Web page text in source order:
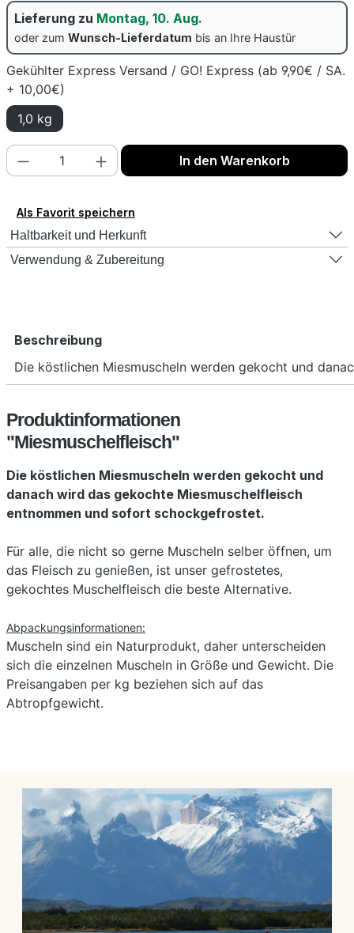
Lieferung zu Montag, 10. Aug.
oder zum Wunsch-Lieferdatum bis an Ihre Haustür
Gekühlter Express Versand / GO! Express (ab 9,90€ / SA.
+ 10,00€)
1,0 kg
Produkt Anzahl: Gib den gewünschten
In den Warenkorb
Als Favorit speichern
Haltbarkeit und Herkunft
Verwendung & Zubereitung
Beschreibung
Die köstlichen Miesmuscheln werden gekocht und
Produktinformationen
"Miesmuschelfleisch"
Die köstlichen Miesmuscheln werden gekocht und
danach wird das gekochte Miesmuschelfleisch
entnommen und sofort schockgefrostet.
Für alle, die nicht so gerne Muscheln selber öffnen, um
das Fleisch zu genießen, ist unser gefrostetes,
gekochtes Muschelfleisch die beste Alternative.
Abpackungsinformationen:
Muscheln sind ein Naturprodukt, daher unterscheiden
sich die einzelnen Muscheln in Größe und Gewicht. Die
Preisangaben per kg beziehen sich auf das
Abtropfgewicht.